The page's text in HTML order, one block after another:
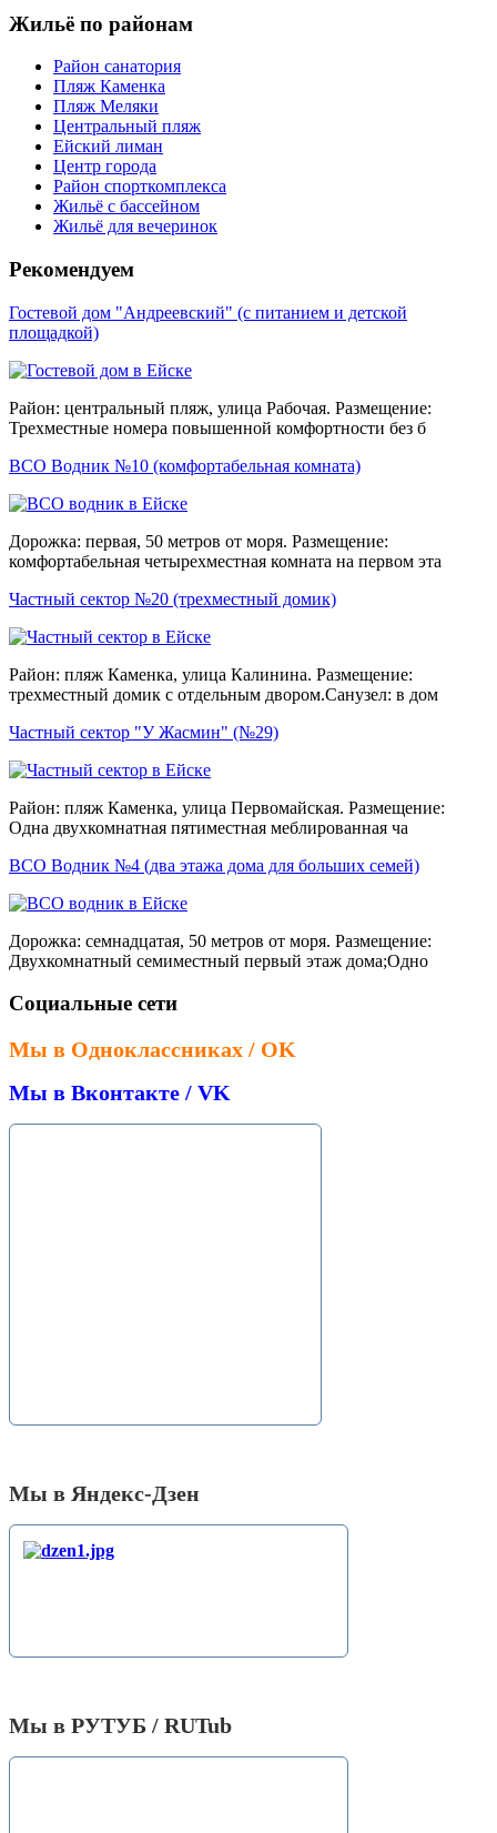
Жильё по районам
Район санатория
Пляж Каменка
Пляж Меляки
Центральный пляж
Ейский лиман
Центр города
Район спорткомплекса
Жильё с бассейном
Жильё для вечеринок
Рекомендуем
Гостевой дом "Андреевский" (с питанием и детской
площадкой)
Район: центральный пляж, улица Рабочая. Размещение:
Трехместные номера повышенной комфортности без б
ВСО Водник №10 (комфортабельная комната)
Дорожка: первая, 50 метров от моря. Размещение:
комфортабельная четырехместная комната на первом эта
Частный сектор №20 (трехместный домик)
Район: пляж Каменка, улица Калинина. Размещение:
трехместный домик с отдельным двором.Санузел: в дом
Частный сектор "У Жасмин" (№29)
Район: пляж Каменка, улица Первомайская. Размещение:
Одна двухкомнатная пятиместная меблированная ча
ВСО Водник №4 (два этажа дома для больших семей)
Дорожка: семнадцатая, 50 метров от моря. Размещение:
Двухкомнатный семиместный первый этаж дома;Одно
Социальные сети
Мы в Одноклассниках / OK
Мы в Вконтакте / VK
Мы в Яндекс-Дзен
Мы в РУТУБ / RUTub